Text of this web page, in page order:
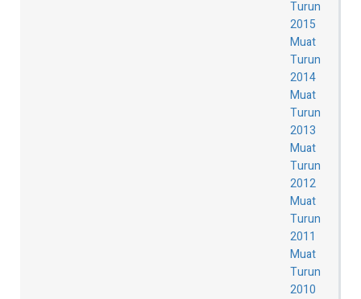
Turun
2015
Muat
Turun
2014
Muat
Turun
2013
Muat
Turun
2012
Muat
Turun
2011
Muat
Turun
2010